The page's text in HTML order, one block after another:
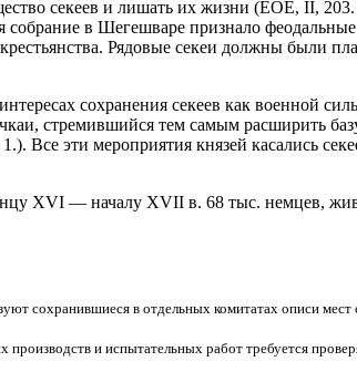
секеев и лишать их жизни (ЕОЕ, II, 203.
в Шегешваре признало
Рядовые секеи должны были
сохранения секеев как военной
стремившийся тем самым расширить
Все эти мероприятия князей касались
XVI — началу XVII в. 68 тыс. немцев,
сохранившиеся в отдельных комитатах описи
производств и испытательных работ требуется